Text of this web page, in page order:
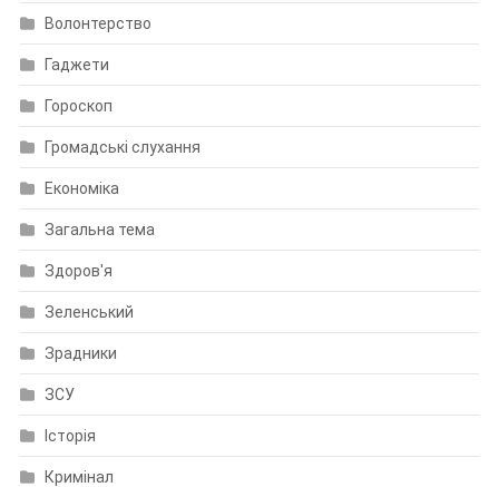
Волонтерство
Гаджети
Гороскоп
Громадські слухання
Економіка
Загальна тема
Здоров'я
Зеленський
Зрадники
ЗСУ
Історія
Кримінал